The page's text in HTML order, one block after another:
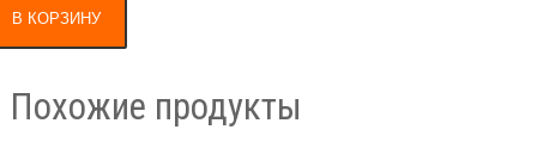
В КОРЗИНУ
Похожие продукты